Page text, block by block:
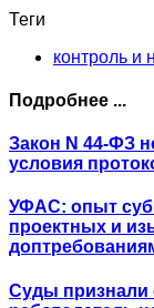
Теги
контроль и
Подробнее ...
Закон N 44-ФЗ
условия
УФАС: опыт
проектных и
Суды признали